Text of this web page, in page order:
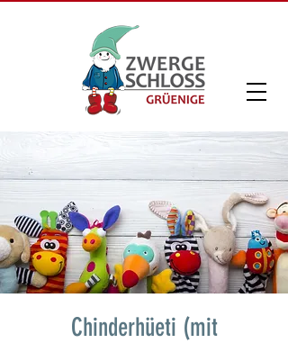
Chinderhüeti (mit